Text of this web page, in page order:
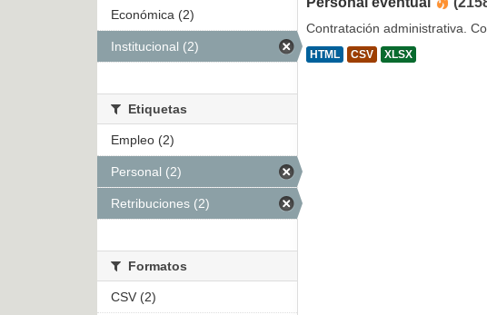
Contratación administrativa.
HTML CSV XLSX
Económica (2)
Institucional (2)
Etiquetas
Empleo (2)
Personal (2)
Retribuciones (2)
Formatos
CSV (2)